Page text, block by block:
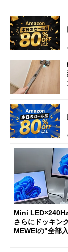
Mini
さらにドッキ
MEWEIの"全部